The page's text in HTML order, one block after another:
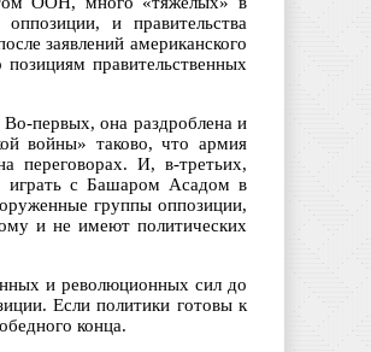
и правительства
заявлений американского
правительственных
первых, она раздроблена и
войны» таково, что армия
переговорах. И, в-третьих,
играть с Башаром Асадом в
группы оппозиции,
и не имеют политических
и революционных сил до
Если политики готовы к
конца.